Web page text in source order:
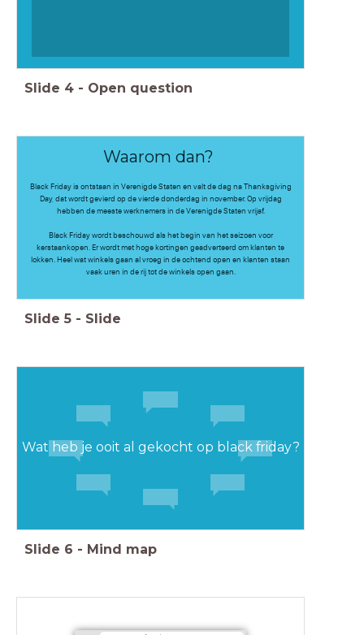
Slide 4 - Open question
Waarom dan?
Black Friday is ontstaan in Verenigde Staten en valt de dag na Thanksgiving
Day, dat wordt gevierd op de vierde donderdag in november. Op vrijdag
hebben de meeste werknemers in de Verenigde Staten vrijaf.
Black Friday wordt beschouwd als het begin van het seizoen voor
kerstaankopen. Er wordt met hoge kortingen geadverteerd om klanten te
lokken. Heel wat winkels gaan al vroeg in de ochtend open en klanten staan
vaak uren in de rij tot de winkels open gaan.
Slide 5 - Slide
Wat heb je ooit al gekocht op black friday?
Slide 6 - Mind map